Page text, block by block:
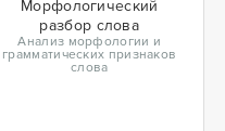
Морфологический
разбор слова
Анализ морфологии и
грамматических признаков
слова